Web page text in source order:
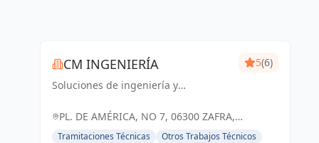
CM INGENIERÍA
Soluciones de ingeniería y
necesidades. Cm Ingeniería, tu socio
5(6)
PL. DE AMÉRICA, NO 7, 06300 ZAFRA,
BADAJOZ, ESPAÑA, España
Tramitaciones Técnicas
Otros Trabajos Técnicos